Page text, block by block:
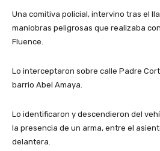
Una comitiva policial, intervino tras el
maniobras peligrosas que realizaba
Fluence.
Lo interceptaron sobre calle Padre
barrio Abel Amaya.
Lo identificaron y descendieron del
la presencia de un arma, entre el
delantera.